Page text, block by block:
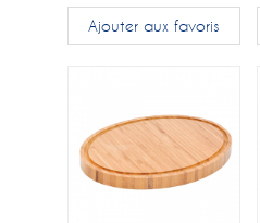
Ajouter aux favoris